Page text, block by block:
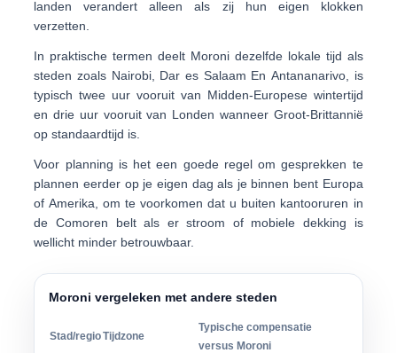
landen verandert alleen als zij hun eigen klokken
verzetten.
In praktische termen deelt Moroni dezelfde lokale tijd als
steden zoals Nairobi, Dar es Salaam En Antananarivo, is
typischtwee uur vooruit van Midden-Europese wintertijd
endrie uur vooruitvan Londen wanneer Groot-Brittannië
op standaardtijd is.
Voor planning is het een goede regel om gesprekken te
planneneerder op je eigen dag als je binnen bent Europa
of Amerika, om te voorkomen dat u buiten kantooruren in
de Comoren belt als er stroom of mobiele dekking is
wellicht minder betrouwbaar.
Moroni vergeleken met andere steden
Stad/regioTijdzone
Typische compensatie
versus Moroni